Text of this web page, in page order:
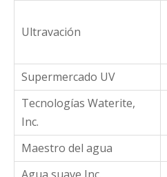
Ultravación
Supermercado UV
Tecnologías Waterite,
Inc.
Maestro del agua